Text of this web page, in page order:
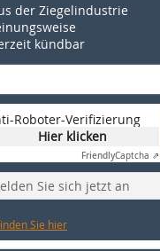
der Ziegelindustrie
kündbar
Roboter-Verifizierung
Hier klicken
FriendlyCaptcha ⇗
Sie sich jetzt an
Sie hier